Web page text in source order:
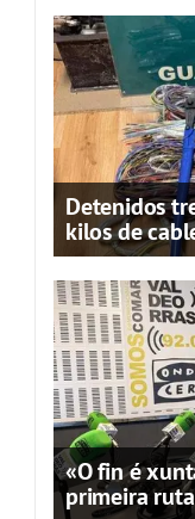
Detenidos
kilos de
«O fin é
primeira